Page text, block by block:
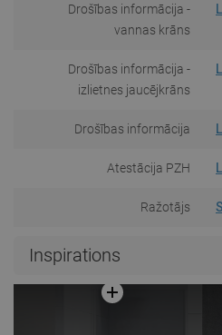
Drošības informācija -
vannas krāns
Drošības informācija -
izlietnes jaucējkrāns
Drošības informācija
Atestācija PZH
Ražotājs
Inspirations